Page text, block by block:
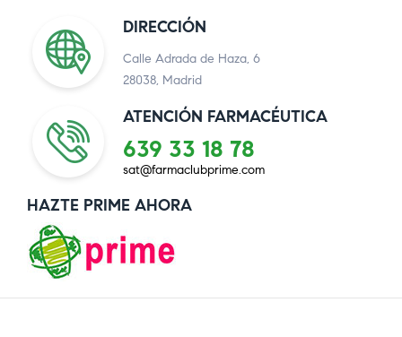
DIRECCIÓN
Calle Adrada de Haza, 6
28038, Madrid
ATENCIÓN FARMACÉUTICA
639 33 18 78
sat@farmaclubprime.com
HAZTE PRIME AHORA